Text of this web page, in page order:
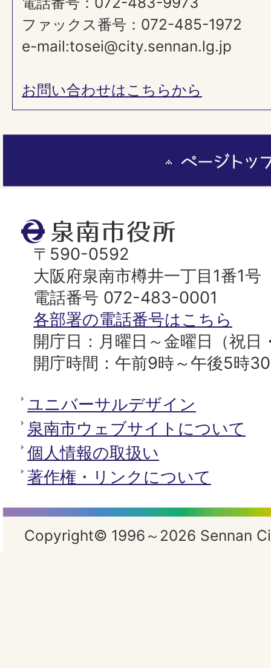
ファックス番号：072-485-1972
e-mail:tosei@city.sennan.lg.jp
お問い合わせはこちらから
泉
南
市
役
所
〒590-0592
大阪府泉南市樽井一丁目1番1号
電話番号 072-483-0001
各部署の電話番号はこちら
開庁日：月曜日～金曜日（祝日
開庁時間：午前9時～午後5時
ユニバーサルデザイン
泉南市ウェブサイトについて
個人情報の取扱い
著作権・リンクについて
Copyright© 1996～2026 Sennan